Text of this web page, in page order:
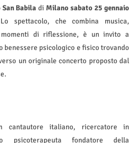
San Babila diMilano sabato 25 gennaio
spettacolo, che combina musica,
di riflessione, è un invito a
benessere psicologico e fisico trovando
un originale concerto proposto dal
cantautore italiano, ricercatore in
psicoterapeuta fondatore della